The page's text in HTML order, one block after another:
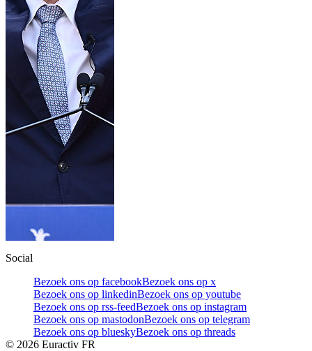
Social
Bezoek ons op facebookBezoek ons op x
Bezoek ons op linkedinBezoek ons op youtube
Bezoek ons op rss-feedBezoek ons op instagram
Bezoek ons op mastodonBezoek ons op telegram
Bezoek ons op blueskyBezoek ons op threads
© 2026 Euractiv FR